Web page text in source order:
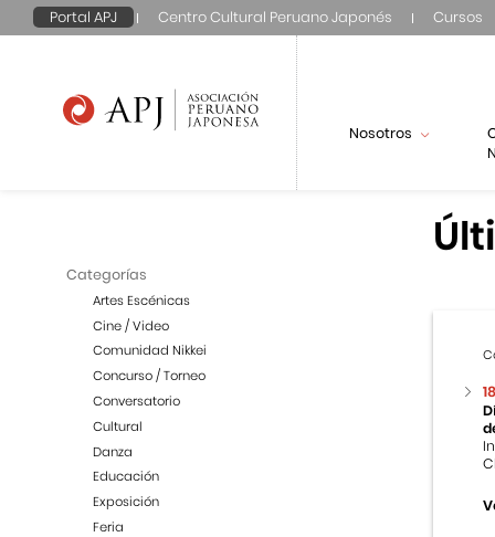
Portal APJ Centro Cultural Peruano Japonés Cursos
Nosotros
Categorías
Artes Escénicas
Cine / Video
Comunidad Nikkei
Concurso / Torneo
Conversatorio
Cultural
Danza
Educación
Exposición
Feria